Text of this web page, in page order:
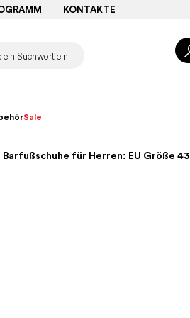
KONTAKTE
Sale
für Herren: EU Größe 43